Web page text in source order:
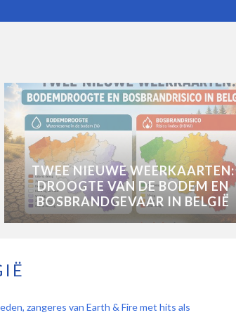
TWEE NIEUWE WEERKAARTEN:
DROOGTE VAN DE BODEM EN
BOSBRANDGEVAAR IN BELGIË
zangeres van Earth & Fire met hits als